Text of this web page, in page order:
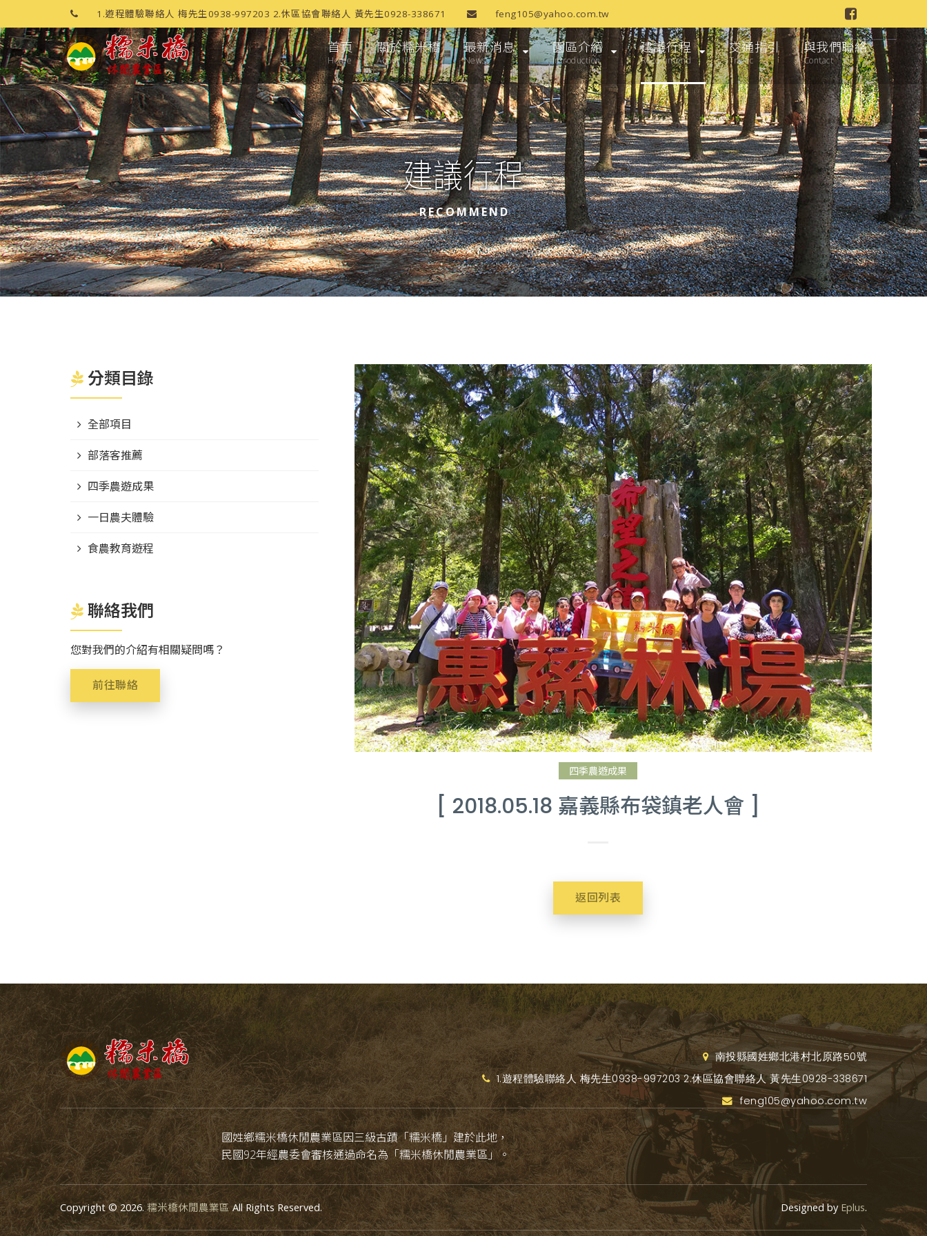
1.遊程體驗聯絡人 梅先生0938-997203 2.休區協會聯絡人 黃先生0928-338671 feng105@yahoo.com.tw
首頁
Home
關於糯米橋
About Us
最新消息
News
園區介紹
Introduction
建議行程
Recommend
交通指引
Traffic
與我們聯絡
Contact
建議行程
RECOMMEND
四季農遊成果
[ 2018.05.18 嘉義縣布袋鎮老人會 ]
返回列表
分類目錄
全部項目
部落客推薦
四季農遊成果
一日農夫體驗
食農教育遊程
聯絡我們
您對我們的介紹有相關疑問嗎？
前往聯絡
南投縣國姓鄉北港村北原路50號
1.遊程體驗聯絡人 梅先生0938-997203 2.休區協會聯絡人 黃先生0928-338671
feng105@yahoo.com.tw
國姓鄉糯米橋休閒農業區因三級古蹟「糯米橋」建於此地，
民國92年經農委會審核通過命名為「糯米橋休閒農業區」。
Copyright © 2026.糯米橋休閒農業區All Rights Reserved. Designed by Eplus.